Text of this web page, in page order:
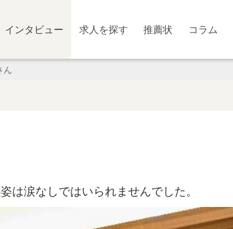
インタビュー 求人を探す 推薦状 コラム
ん
は涙なしではいられませんでした。